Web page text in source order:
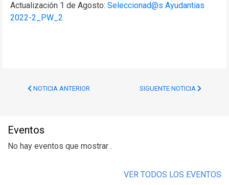
Actualización 1 de Agosto: Seleccionad@s Ayudantias
2022-2_PW_2
NOTICIA ANTERIOR SIGUENTE NOTICIA
Eventos
No hay eventos que mostrar .
VER TODOS LOS EVENTOS